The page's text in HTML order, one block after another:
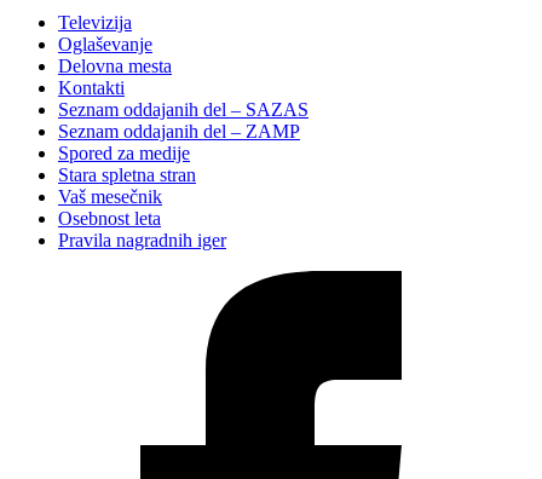
Televizija
Oglaševanje
Delovna mesta
Kontakti
Seznam oddajanih del – SAZAS
Seznam oddajanih del – ZAMP
Spored za medije
Stara spletna stran
Vaš mesečnik
Osebnost leta
Pravila nagradnih iger